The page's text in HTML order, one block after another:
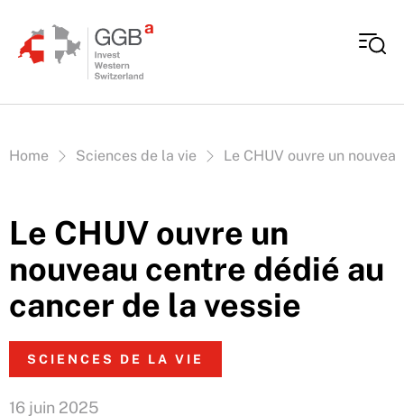
Vous êtes ici:
Home Sciences de la vie Le CHUV ouvre un
Le CHUV ouvre un
nouveau centre dédié au
cancer de la vessie
SCIENCES DE LA VIE
16 juin 2025